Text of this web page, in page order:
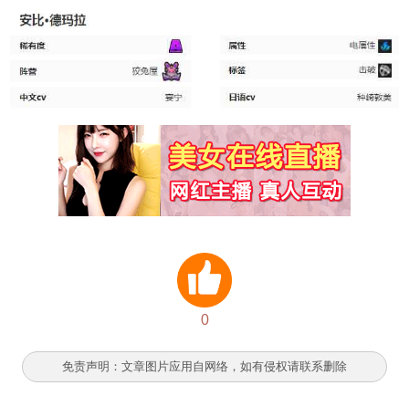
0
免责声明：文章图片应用自网络，如有侵权请联系删除